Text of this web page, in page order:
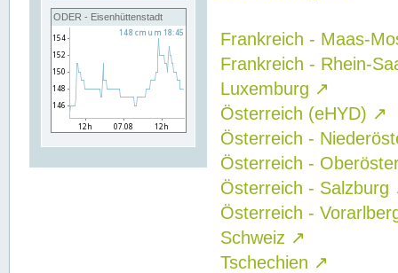
ODER - Eisenhüttenstadt
Frankreich - Maas-
Frankreich - Rhein-
Luxemburg ↗
Österreich (eHYD) ↗
Österreich -
Österreich -
Österreich - Salzburg
Österreich -
Schweiz ↗
Tschechien ↗